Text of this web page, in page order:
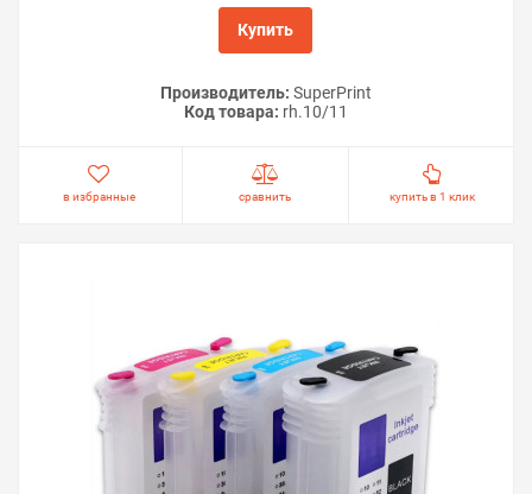
Купить
Производитель: SuperPrint
Код товара: rh.10/11
в избранные сравнить купить в 1 клик